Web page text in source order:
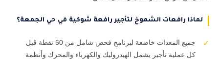
لماذا رافعات الشموخ لتأجير رافعة شوكية في حي الجمعة؟
✓
جميع المعدات خاضعة لبرنامج فحص شامل من 50 نقطة قبل
كل عملية تأجير يشمل الهيدروليك والكهرباء والمحرك وأنظمة